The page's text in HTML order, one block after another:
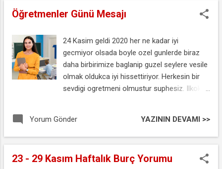
Öğretmenler Günü Mesajı
24 Kasim geldi 2020 her ne kadar iyi
gecmiyor olsada boyle ozel gunlerde biraz
daha birbirimize baglanip guzel seylere vesile
olmak oldukca iyi hissettiriyor. Herkesin bir
sevdigi ogretmeni olmustur suphesiz. Ilkokul.
her zaman yapmis olduklari kutsal meslek
dolayisiyla el ustunde tutmamiz gerektigini
ogretmenler icin soylenmis en guzel sozleri
Yorum Gönder YAZININ DEVAMI >>
23 - 29 Kasım Haftalık Burç Yorumu